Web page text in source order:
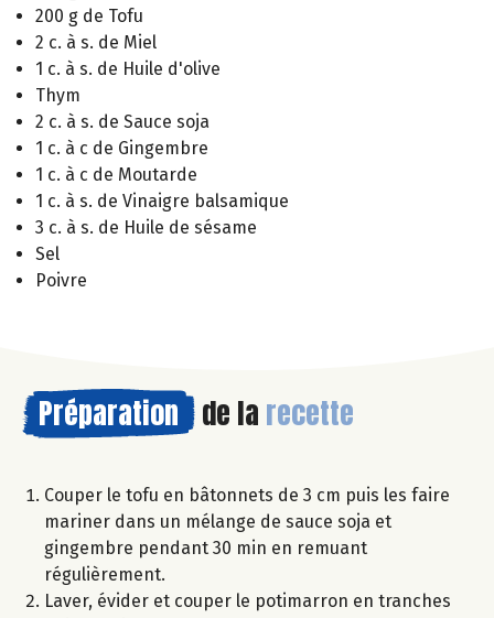
200 g de Tofu
2 c. à s. de Miel
1 c. à s. de Huile d'olive
Thym
2 c. à s. de Sauce soja
1 c. à c de Gingembre
1 c. à c de Moutarde
1 c. à s. de Vinaigre balsamique
3 c. à s. de Huile de sésame
Sel
Poivre
Préparation de la recette
Couper le tofu en bâtonnets de 3 cm puis les faire
mariner dans un mélange de sauce soja et
gingembre pendant 30 min en remuant
régulièrement.
Laver, évider et couper le potimarron en tranches